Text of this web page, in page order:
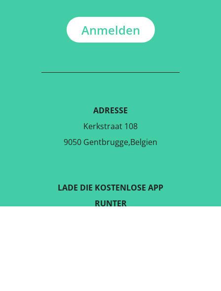
Anmelden
ADRESSE
Kerkstraat 108
9050 Gentbrugge,Belgien
LADE DIE KOSTENLOSE APP
RUNTER